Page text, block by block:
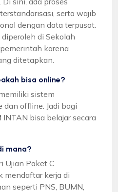
serta wajib
dengan data terpusat.
di Sekolah
karena
ditetapkan.
bisa online?
sistem
dan offline. Jadi bagi
bisa belajar secara
mana?
Ujian Paket C
mendaftar kerja di
seperti PNS, BUMN,